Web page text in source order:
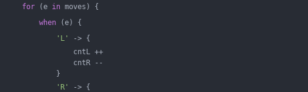
for (e in moves) {
when (e) {
'L'
-> {
++
--
'R'
-> {